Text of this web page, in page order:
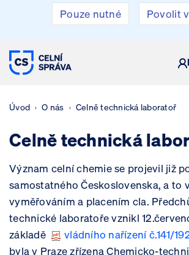
Pouze nutné Povolit
CELNÍ SPRÁVA ČESKÉ
Úvod O nás Celně technická laboratoř
Celně technická
​Význam celní chemie se projevil již
samostatného Československa, a to
vyměřováním a placením cla.
technické laboratoře vznikl
základě ​
vládního nařízení č.141/
byla v Praze zřízena Chemicko-